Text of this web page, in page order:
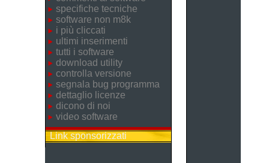
specifiche tecniche
software non m8k
i più cliccati
ultimi inserimenti
tutti i software
download utility
controlla versione
segnala bug programma
dettaglio licenze
dicono di noi
video software
Link sponsorizzati